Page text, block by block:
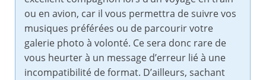
ou en avion, car il vous permettra de suivre vos
musiques préférées ou de parcourir votre
galerie photo à volonté. Ce sera donc rare de
vous heurter à un message d’erreur lié à une
incompatibilité de format. D’ailleurs, sachant